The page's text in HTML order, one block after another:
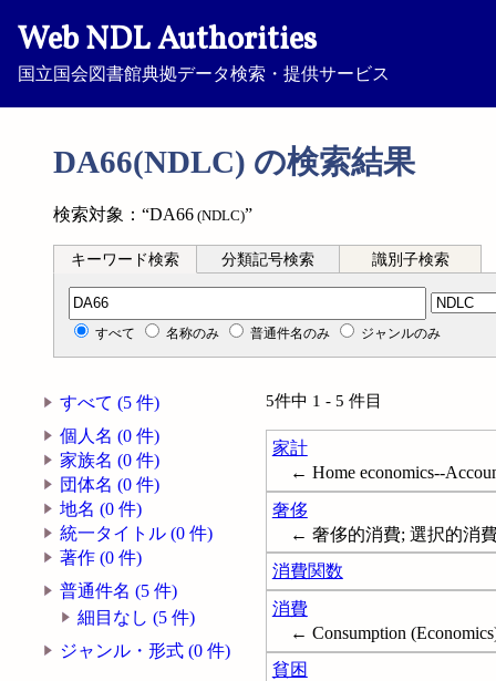
Web NDL Authorities
国立国会図書館典拠データ検索・提供サービス
DA66(NDLC) の検索結果
検索対象：“DA66 (NDLC)”
キーワード検索 分類記号検索 識別子検索
分類記号検索
すべて 名称のみ 普通件名のみ ジャンルのみ
すべて (5 件)
個人名 (0 件)
家族名 (0 件)
団体名 (0 件)
地名 (0 件)
統一タイトル (0 件)
著作 (0 件)
普通件名 (5 件)
細目なし (5 件)
ジャンル・形式 (0 件)
5件中 1 - 5 件目
家計
← Home economics--
奢侈
← 奢侈的消費; 選択的消
消費関数
消費
← Consumption
貧困